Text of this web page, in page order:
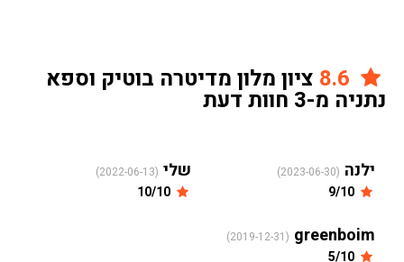
ציון מלון מדיטרה בוטיק וספא
נתניה מ-3 חוות דעת
ילנה (2023-06-30) שלי (2022-06-13)
greenboim
(2019-12-31)